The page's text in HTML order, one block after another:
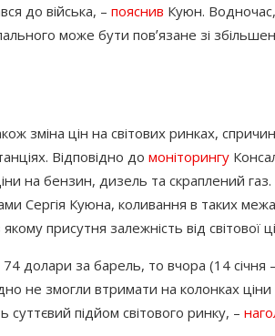
до війська, – пояснив Куюн.
може бути повʼязане зі
зміна цін на світових ринках,
Відповідно до моніторингу
на бензин, дизель та скраплений
Сергія Куюна, коливання в таких
присутня залежність від світової
долари за барель, то вчора (14
не змогли втримати на колонках
підйом світового ринку, –